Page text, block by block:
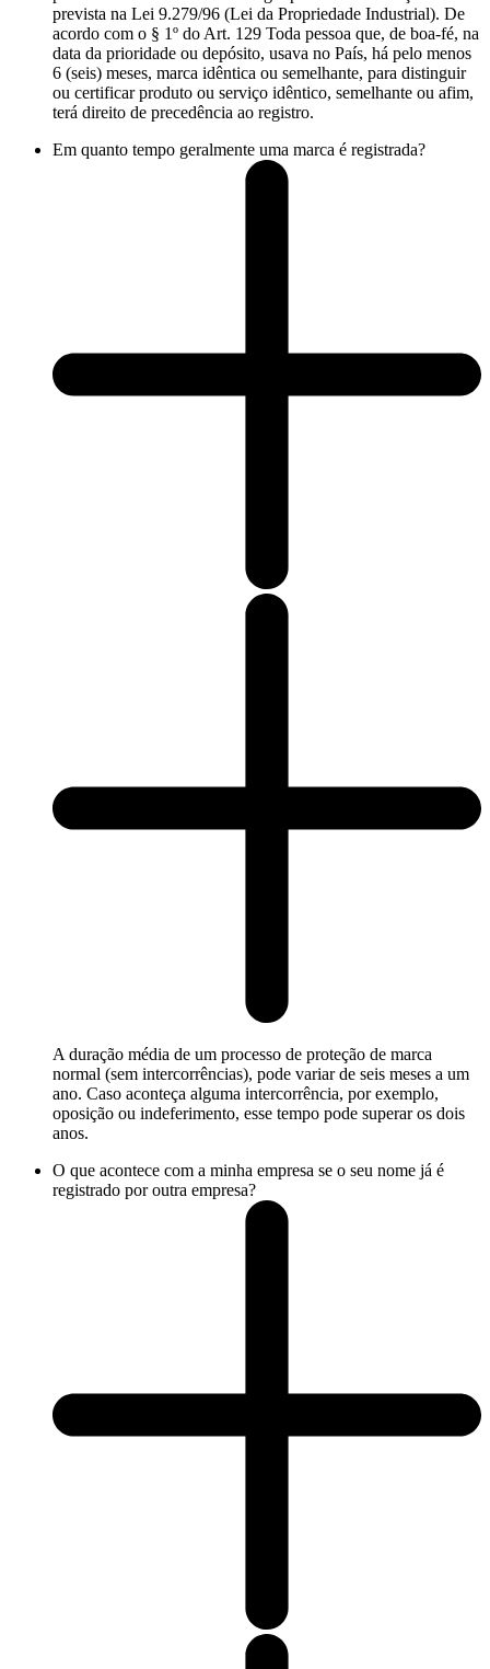
prevista na Lei 9.279/96 (Lei da Propriedade Industrial). De
acordo com o § 1º do Art. 129 Toda pessoa que, de boa-fé, na
data da prioridade ou depósito, usava no País, há pelo menos
6 (seis) meses, marca idêntica ou semelhante, para distinguir
ou certificar produto ou serviço idêntico, semelhante ou afim,
terá direito de precedência ao registro.
Em quanto tempo geralmente uma marca é registrada?
A duração média de um processo de proteção de marca
normal (sem intercorrências), pode variar de seis meses a um
ano. Caso aconteça alguma intercorrência, por exemplo,
oposição ou indeferimento, esse tempo pode superar os dois
anos.
O que acontece com a minha empresa se o seu nome já é
registrado por outra empresa?